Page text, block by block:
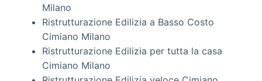
Milano
Ristrutturazione Edilizia a Basso Costo
Cimiano Milano
Ristrutturazione Edilizia per tutta la casa
Cimiano Milano